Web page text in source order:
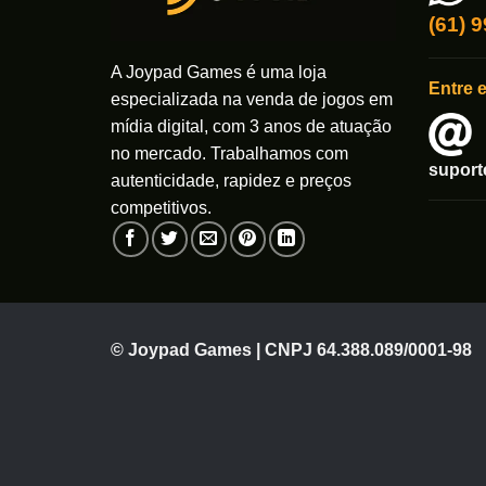
A Joypad Games é uma loja
especializada na venda de jogos em
mídia digital, com 3 anos de atuação
no mercado. Trabalhamos com
autenticidade, rapidez e preços
competitivos.
(61)
Entre
© Joypad Games | CNPJ 64.388.089/0001-98